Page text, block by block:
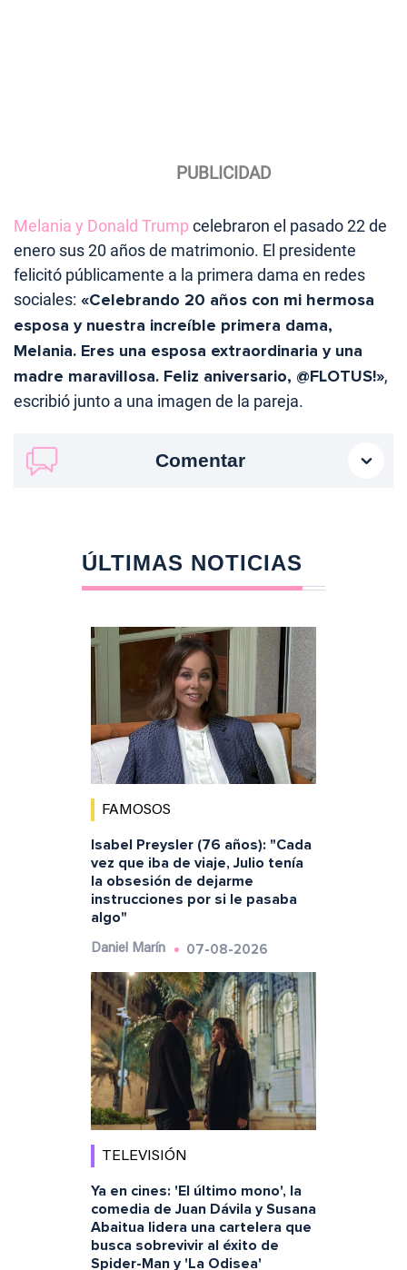
Melania y Donald Trumpcelebraron el pasado 22 de
enero sus 20 años de matrimonio. El presidente
felicitó públicamente a la primera dama en redes
sociales: «Celebrando 20 años con mi hermosa
esposa y nuestra increíble primera dama,
Melania. Eres una esposa extraordinaria y una
madre maravillosa. Feliz aniversario, @FLOTUS!»,
escribió junto a una imagen de la pareja.
Comentar
ÚLTIMAS NOTICIAS
FAMOSOS
Isabel Preysler (76 años): "Cada
vez que iba de viaje, Julio tenía
la obsesión de dejarme
instrucciones por si le pasaba
algo"
Daniel Marín 07-08-2026
TELEVISIÓN
Ya en cines: 'El último mono', la
comedia de Juan Dávila y Susana
Abaitua lidera una cartelera que
busca sobrevivir al éxito de
Spider-Man y 'La Odisea'